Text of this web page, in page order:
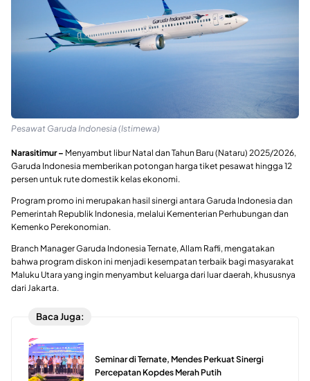
Pesawat Garuda Indonesia (Istimewa)
Narasitimur – Menyambut libur Natal dan Tahun Baru (Nataru) 2025/2026,
Garuda Indonesia memberikan potongan harga tiket pesawat hingga 12
persen untuk rute domestik kelas ekonomi.
Program promo ini merupakan hasil sinergi antara Garuda Indonesia dan
Pemerintah Republik Indonesia, melalui Kementerian Perhubungan dan
Kemenko Perekonomian.
Branch Manager Garuda Indonesia Ternate, Allam Rafli, mengatakan
bahwa program diskon ini menjadi kesempatan terbaik bagi masyarakat
Maluku Utara yang ingin menyambut keluarga dari luar daerah, khususnya
dari Jakarta.
Baca Juga:
Seminar di Ternate, Mendes Perkuat Sinergi
Percepatan Kopdes Merah Putih